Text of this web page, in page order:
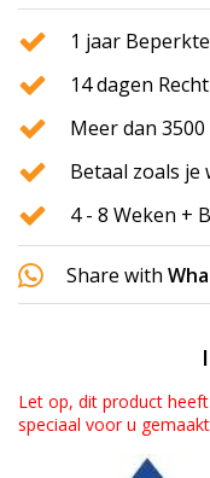
1 jaar
14 dagen
Meer dan
Betaal zoals je
4 - 8 Weken +
Share with
Let op, dit product
speciaal voor u